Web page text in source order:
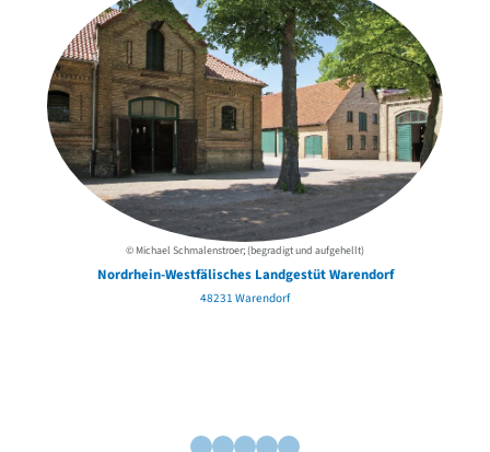
© Michael Schmalenstroer; (begradigt und aufgehellt)
Nordrhein-Westfälisches Landgestüt Warendorf
48231 Warendorf